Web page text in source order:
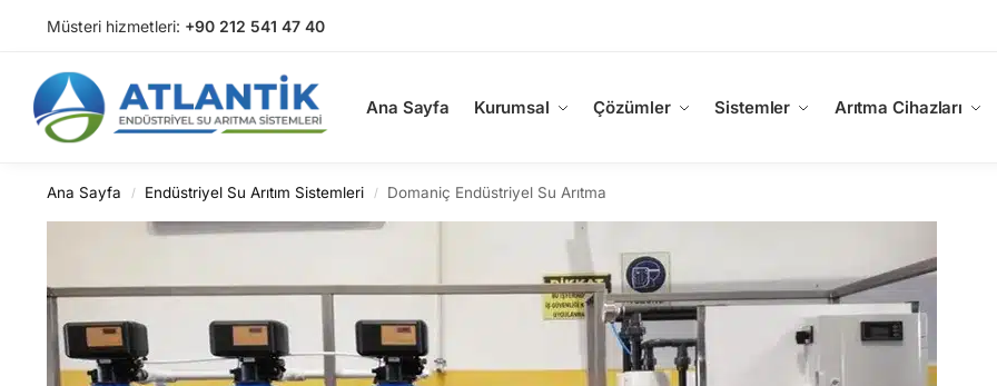
Müsteri hizmetleri: +90 212 541 47 40
Ana Sayfa Kurumsal Çözümler Sistemler Arıtma Cihazları
Arama
Ana Sayfa / Endüstriyel Su Arıtım Sistemleri / Domaniç Endüstriyel Su Arıtma